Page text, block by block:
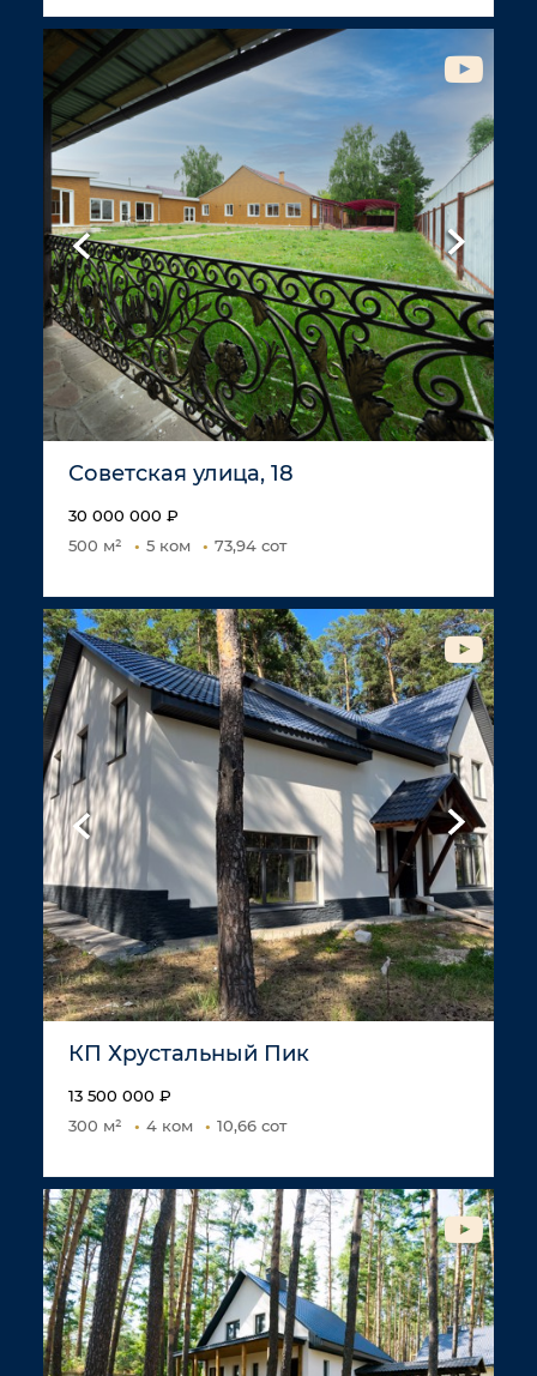
Советская улица, 18
30 000 000 ₽
500 м²
5 ком 73,94 сот
КП Хрустальный Пик
13 500 000 ₽
300 м²
4 ком 10,66 сот